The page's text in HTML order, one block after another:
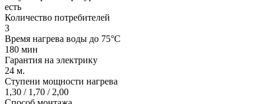
есть
Количество потребителей
3
Время нагрева воды до 75°С
180 мин
Гарантия на электрику
24 м.
Ступени мощности нагрева
1,30 / 1,70 / 2,00